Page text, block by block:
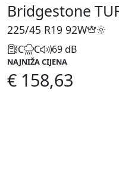
Bridgestone
225/45 R19 92W
C C 69 dB
NAJNIŽA CIJENA
€ 158,63